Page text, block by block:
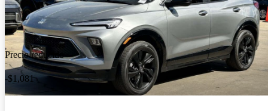
Precio reducido
-$1,081